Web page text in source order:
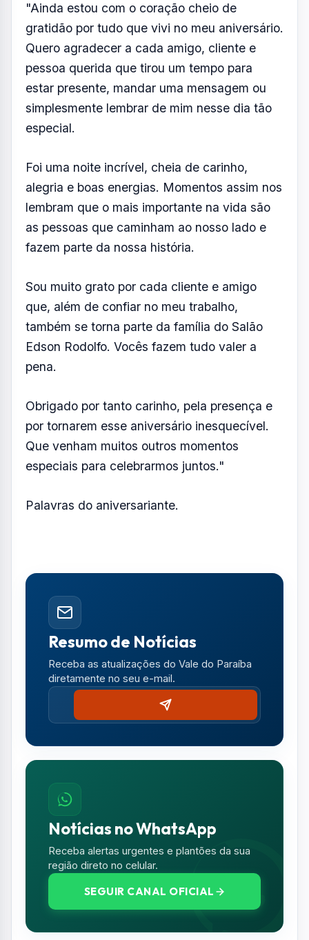
"Ainda estou com o coração cheio de
gratidão por tudo que vivi no meu aniversário.
Quero agradecer a cada amigo, cliente e
pessoa querida que tirou um tempo para
estar presente, mandar uma mensagem ou
simplesmente lembrar de mim nesse dia tão
especial.
Foi uma noite incrível, cheia de carinho,
alegria e boas energias. Momentos assim nos
lembram que o mais importante na vida são
as pessoas que caminham ao nosso lado e
fazem parte da nossa história.
Sou muito grato por cada cliente e amigo
que, além de confiar no meu trabalho,
também se torna parte da família do Salão
Edson Rodolfo. Vocês fazem tudo valer a
pena.
Obrigado por tanto carinho, pela presença e
por tornarem esse aniversário inesquecível.
Que venham muitos outros momentos
especiais para celebrarmos juntos."
Palavras do aniversariante.
Resumo de Notícias
Receba as atualizações do Vale do Paraíba
diretamente no seu e-mail.
Notícias no WhatsApp
Receba alertas urgentes e plantões da sua
região direto no celular.
SEGUIR CANAL OFICIAL